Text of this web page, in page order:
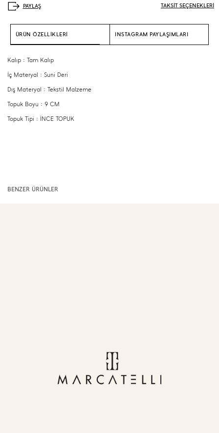
TAKSİT SEÇENEKLERİ
ÜRÜN ÖZELLİKLERİ INSTAGRAM PAYLAŞIMLARI
Kalıp : Tam Kalıp
İç Materyal : Suni Deri
Dış Materyal : Tekstil Malzeme
Topuk Boyu : 9 CM
Topuk Tipi : İNCE TOPUK
BENZER ÜRÜNLER